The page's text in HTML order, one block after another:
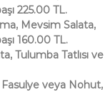
225.00 TL.
Mevsim Salata,
160.00 TL.
Tulumba Tatlısı ve
veya Nohut,